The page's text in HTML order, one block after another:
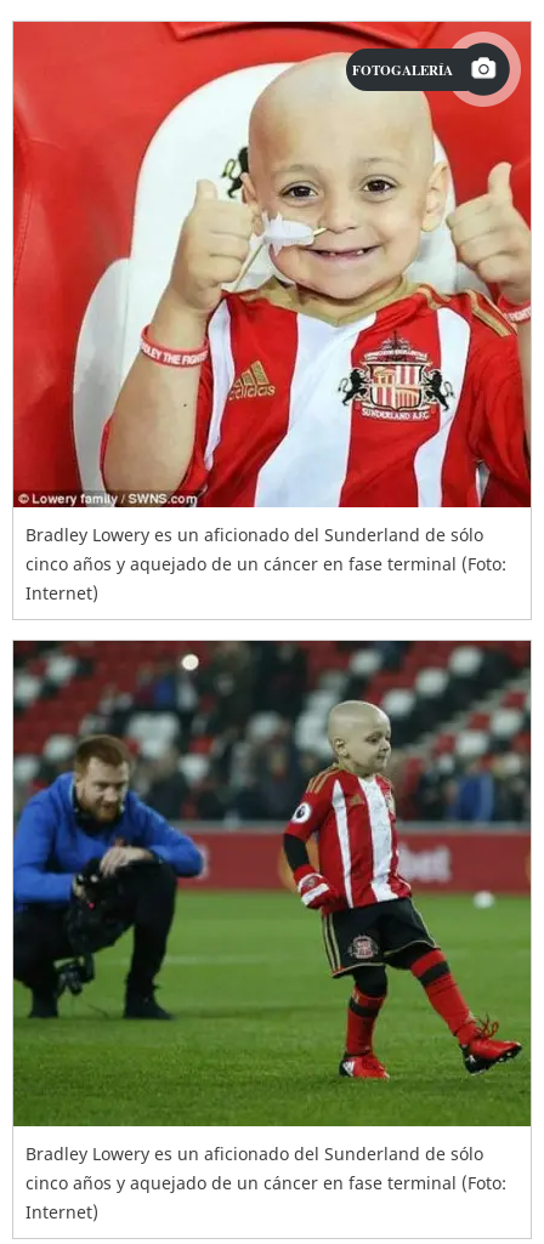
FOTOGALERÍA
Bradley Lowery es un aficionado del Sunderland de sólo
cinco años y aquejado de un cáncer en fase terminal (Foto:
Internet)
Bradley Lowery es un aficionado del Sunderland de sólo
cinco años y aquejado de un cáncer en fase terminal (Foto:
Internet)